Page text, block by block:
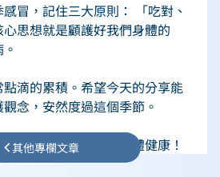
冒，記住三大原則： 「吃對、
思想就是顧護好我們身體的
滴的累積。希望今天的分享能
念，安然度過這個季節。
下次再見！祝大家身體健康！
其他專欄文章